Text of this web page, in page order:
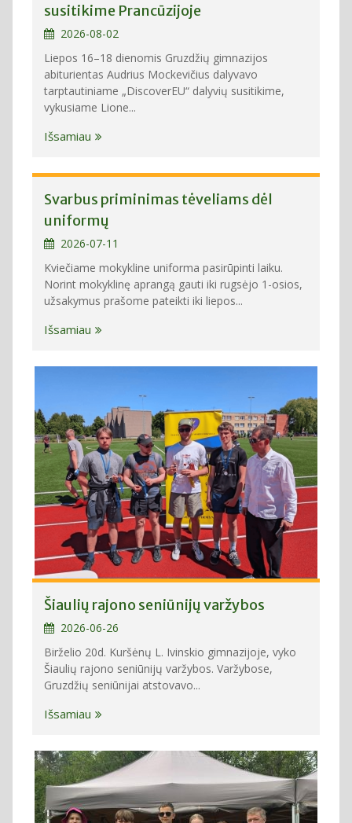
susitikime Prancūzijoje
2026-08-02
Liepos 16–18 dienomis Gruzdžių gimnazijos
abiturientas Audrius Mockevičius dalyvavo
tarptautiniame „DiscoverEU“ dalyvių susitikime,
vykusiame Lione...
Išsamiau
Svarbus priminimas tėveliams dėl
uniformų
2026-07-11
Kviečiame mokykline uniforma pasirūpinti laiku.
Norint mokyklinę aprangą gauti iki rugsėjo 1-osios,
užsakymus prašome pateikti iki liepos...
Išsamiau
Šiaulių rajono seniūnijų varžybos
2026-06-26
Birželio 20d. Kuršėnų L. Ivinskio gimnazijoje, vyko
Šiaulių rajono seniūnijų varžybos. Varžybose,
Gruzdžių seniūnijai atstovavo...
Išsamiau